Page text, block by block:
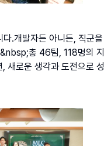
.개발자든 아니든, 직군을
총 46팀, 118명의 지
새로운 생각과 도전으로 성